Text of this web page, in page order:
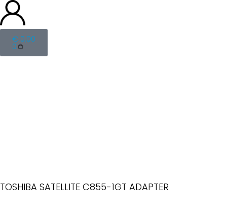
€ 0,00
0
TOSHIBA SATELLITE C855-1GT ADAPTER